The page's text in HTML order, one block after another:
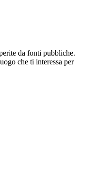
da fonti pubbliche.
che ti interessa per